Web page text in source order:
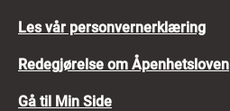
Les vår personvernerklæring
Redegjørelse om Åpenhetsloven
Gå til Min Side